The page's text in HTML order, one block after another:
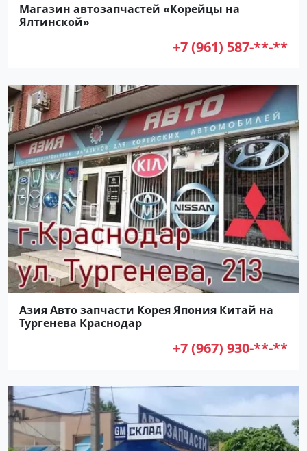
Магазин автозапчастей «Корейцы на
Ялтинской»
+7 (961) 587-**-**
Азия Авто запчасти Корея Япония Китай на
Тургенева Краснодар
+7 (967) 930-**-**